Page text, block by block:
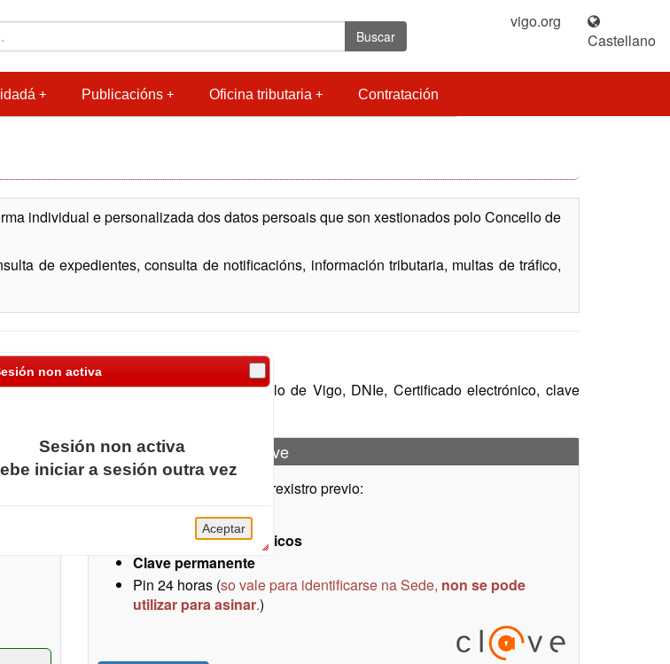
Buscar
vigo.org
Castellano
Publicacións Oficina tributaria Contratación
individual e personalizada dos datos persoais que son xestionados polo Concello de
de expedientes, consulta de notificacións, información tributaria, multas de tráfico,
Sistema Chave PIN-SMS do Concello de Vigo, DNIe, Certificado electrónico, clave
Certificados / DNIe / Cl@ve
Acceso sen necesidade de rexistro previo:
DNI electrónico
Certificados electrónicos
Clave permanente
Pin 24 horas (so vale para identificarse na Sede, non se pode
utilizar para asinar.)
non activa
Sesión non activa
iniciar a sesión outra vez
Aceptar